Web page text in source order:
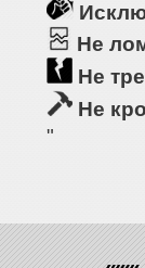
Не
Не
Не
"